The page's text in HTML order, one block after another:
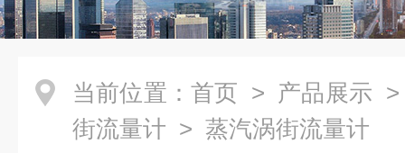
当前位置： 首页 > 产品展示
街流量计 > 蒸汽涡街流量计